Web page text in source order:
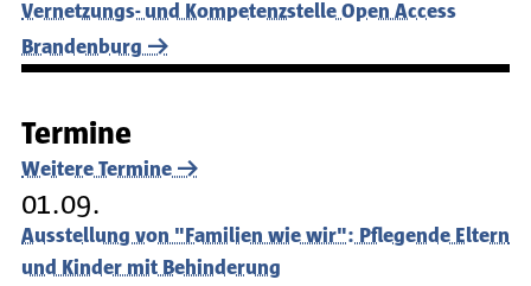
Vernetzungs- und Kompetenzstelle Open Access
Brandenburg
Termine
Weitere Termine
01.09.
Ausstellung von "Familien wie wir": Pflegende Eltern
und Kinder mit Behinderung